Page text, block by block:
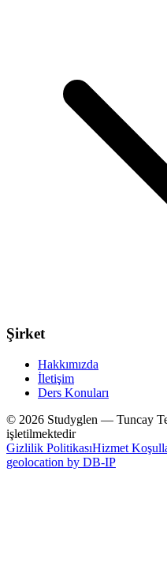
Şirket
Hakkımızda
İletişim
Ders Konuları
© 2026 Studyglen — Tuncay
işletilmektedir
Gizlilik PolitikasıHizmet
geolocation by DB-IP